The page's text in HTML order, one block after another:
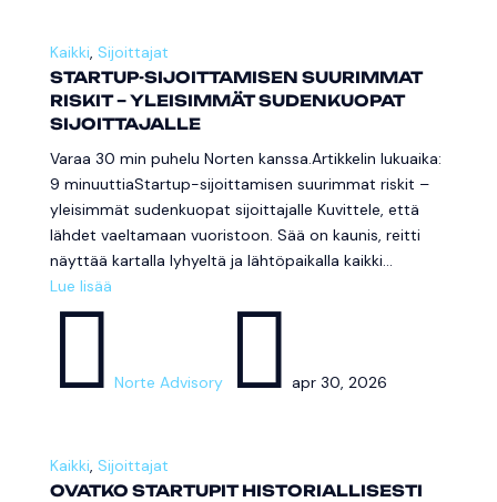
Kaikki, Sijoittajat
STARTUP-SIJOITTAMISEN SUURIMMAT
RISKIT – YLEISIMMÄT SUDENKUOPAT
SIJOITTAJALLE
Varaa 30 min puhelu Norten kanssa.Artikkelin lukuaika:
9 minuuttiaStartup-sijoittamisen suurimmat riskit –
yleisimmät sudenkuopat sijoittajalle Kuvittele, että
lähdet vaeltamaan vuoristoon. Sää on kaunis, reitti
näyttää kartalla lyhyeltä ja lähtöpaikalla kaikki...
Lue lisää
 Norte Advisory  apr 30, 2026
Kaikki, Sijoittajat
OVATKO STARTUPIT HISTORIALLISESTI